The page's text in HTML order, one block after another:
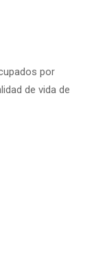
por
de vida de